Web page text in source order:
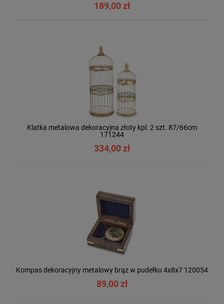
189,00 zł
Klatka metalowa dekoracyjna złoty kpl. 2 szt. 87/66cm
171244
334,00 zł
Kompas dekoracyjny metalowy brąz w pudełku 4x8x7 120054
89,00 zł